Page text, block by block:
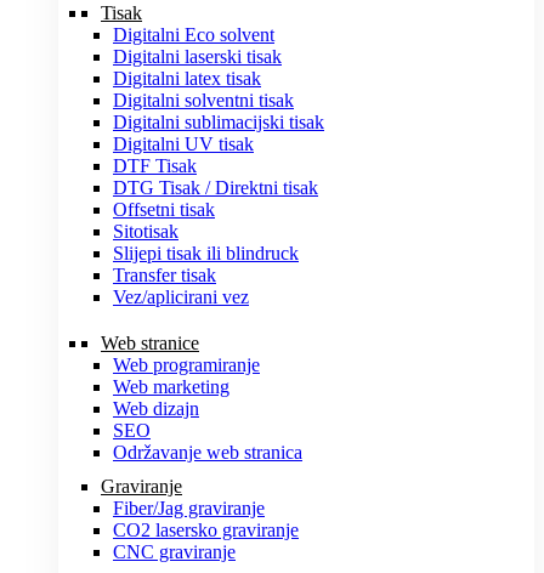
Tisak
Digitalni Eco solvent
Digitalni laserski tisak
Digitalni latex tisak
Digitalni solventni tisak
Digitalni sublimacijski tisak
Digitalni UV tisak
DTF Tisak
DTG Tisak / Direktni tisak
Offsetni tisak
Sitotisak
Slijepi tisak ili blindruck
Transfer tisak
Vez/aplicirani vez
Web stranice
Web programiranje
Web marketing
Web dizajn
SEO
Održavanje web stranica
Graviranje
Fiber/Jag graviranje
CO2 lasersko graviranje
CNC graviranje